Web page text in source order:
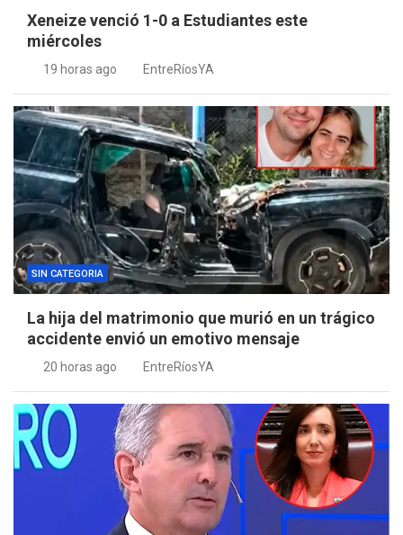
Xeneize venció 1-0 a Estudiantes este
miércoles
19 horas ago EntreRíosYA
SIN CATEGORIA
La hija del matrimonio que murió en un trágico
accidente envió un emotivo mensaje
20 horas ago EntreRíosYA